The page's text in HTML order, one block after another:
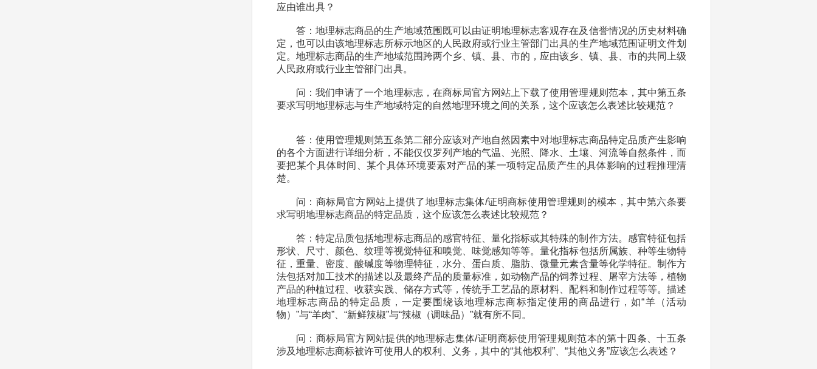
应由谁出具？
答：地理标志商品的生产地域范围既可以由证明地理标志客观存在及信誉情况的历史材料确
定，也可以由该地理标志所标示地区的人民政府或行业主管部门出具的生产地域范围证明文件划
定。地理标志商品的生产地域范围跨两个乡、镇、县、市的，应由该乡、镇、县、市的共同上级
人民政府或行业主管部门出具。
问：我们申请了一个地理标志，在商标局官方网站上下载了使用管理规则范本，其中第五条
要求写明地理标志与生产地域特定的自然地理环境之间的关系，这个应该怎么表述比较规范？
答：使用管理规则第五条第二部分应该对产地自然因素中对地理标志商品特定品质产生影响
的各个方面进行详细分析，不能仅仅罗列产地的气温、光照、降水、土壤、河流等自然条件，而
要把某个具体时间、某个具体环境要素对产品的某一项特定品质产生的具体影响的过程推理清
楚。
问：商标局官方网站上提供了地理标志集体/证明商标使用管理规则的模本，其中第六条要
求写明地理标志商品的特定品质，这个应该怎么表述比较规范？
答：特定品质包括地理标志商品的感官特征、量化指标或其特殊的制作方法。感官特征包括
形状、尺寸、颜色、纹理等视觉特征和嗅觉、味觉感知等等。量化指标包括所属族、种等生物特
征，重量、密度、酸碱度等物理特征，水分、蛋白质、脂肪、微量元素含量等化学特征。制作方
法包括对加工技术的描述以及最终产品的质量标准，如动物产品的饲养过程、屠宰方法等，植物
产品的种植过程、收获实践、储存方式等，传统手工艺品的原材料、配料和制作过程等等。描述
地理标志商品的特定品质，一定要围绕该地理标志商标指定使用的商品进行，如“羊（活动
物）”与“羊肉”、“新鲜辣椒”与“辣椒（调味品）”就有所不同。
问：商标局官方网站提供的地理标志集体/证明商标使用管理规则范本的第十四条、十五条
涉及地理标志商标被许可使用人的权利、义务，其中的“其他权利”、“其他义务”应该怎么表述？